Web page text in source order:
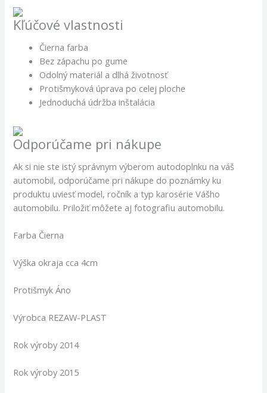
Kľúčové vlastnosti
Čierna farba
Bez zápachu po gume
Odolný materiál a dlhá životnosť
Protišmyková úprava po celej ploche
Jednoduchá údržba inštalácia
Odporúčame pri nákupe
Ak si nie ste istý správnym výberom autodoplnku na váš
automobil, odporúčame pri nákupe do poznámky ku
produktu uviesť model, ročník a typ karosérie Vášho
automobilu. Priložiť môžete aj fotografiu automobilu.
Farba Čierna
Výška okraja cca 4cm
Protišmyk Áno
Výrobca REZAW-PLAST
Rok výroby 2014
Rok výroby 2015